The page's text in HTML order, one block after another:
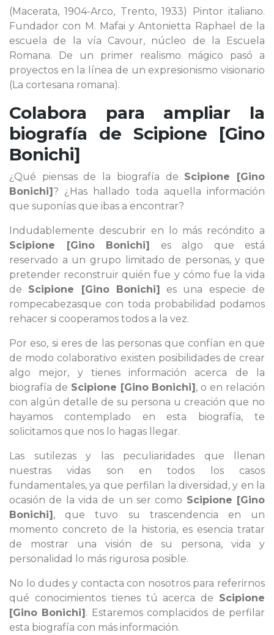
(Macerata, 1904-Arco, Trento, 1933) Pintor italiano.
Fundador con M. Mafai y Antonietta Raphael de la
escuela de la vía Cavour, núcleo de la Escuela
Romana. De un primer realismo mágico pasó a
proyectos en la línea de un expresionismo visionario
(La cortesana romana).
Colabora para ampliar la
biografía de Scipione [Gino
Bonichi]
¿Qué piensas de la biografía de Scipione [Gino
Bonichi]? ¿Has hallado toda aquella información
que suponías que ibas a encontrar?
Indudablemente descubrir en lo más recóndito a
Scipione [Gino Bonichi] es algo que está
reservado a un grupo limitado de personas, y que
pretender reconstruir quién fue y cómo fue la vida
de Scipione [Gino Bonichi] es una especie de
rompecabezasque con toda probabilidad podamos
rehacer si cooperamos todos a la vez.
Por eso, si eres de las personas que confían en que
de modo colaborativo existen posibilidades de crear
algo mejor, y tienes información acerca de la
biografía de Scipione [Gino Bonichi], o en relación
con algún detalle de su persona u creación que no
hayamos contemplado en esta biografía, te
solicitamos que nos lo hagas llegar.
Las sutilezas y las peculiaridades que llenan
nuestras vidas son en todos los casos
fundamentales, ya que perfilan la diversidad, y en la
ocasión de la vida de un ser como Scipione [Gino
Bonichi], que tuvo su trascendencia en un
momento concreto de la historia, es esencia tratar
de mostrar una visión de su persona, vida y
personalidad lo más rigurosa posible.
No lo dudes y contacta con nosotros para referirnos
qué conocimientos tienes tú acerca de Scipione
[Gino Bonichi]. Estaremos complacidos de perfilar
esta biografía con más información.